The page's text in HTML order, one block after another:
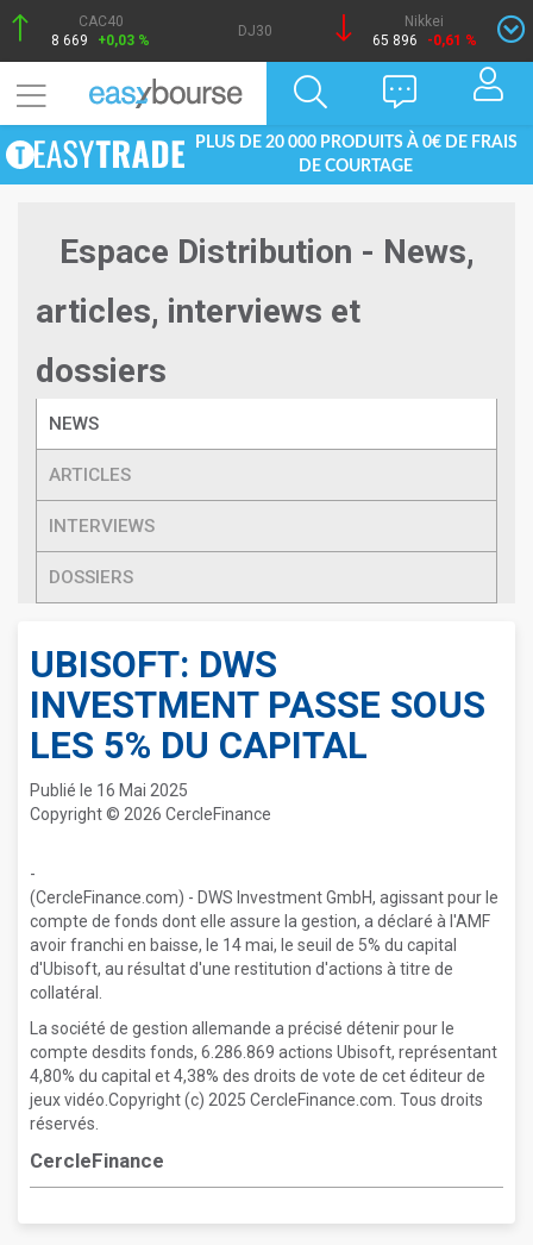
CAC40
8 669
+0,03 %
DJ30
Nikkei
65 896
-0,61 %
PLUS DE 20 000 PRODUITS À 0€ DE FRAIS
DE COURTAGE
Espace Distribution - News,
articles, interviews et
dossiers
NEWS
ARTICLES
INTERVIEWS
DOSSIERS
UBISOFT: DWS
INVESTMENT PASSE SOUS
LES 5% DU CAPITAL
Publié le 16 Mai 2025
Copyright © 2026 CercleFinance
-
(CercleFinance.com) - DWS Investment GmbH, agissant pour le
compte de fonds dont elle assure la gestion, a déclaré à l'AMF
avoir franchi en baisse, le 14 mai, le seuil de 5% du capital
d'Ubisoft, au résultat d'une restitution d'actions à titre de
collatéral.
La société de gestion allemande a précisé détenir pour le
compte desdits fonds, 6.286.869 actions Ubisoft, représentant
4,80% du capital et 4,38% des droits de vote de cet éditeur de
jeux vidéo.Copyright (c) 2025 CercleFinance.com. Tous droits
réservés.
CercleFinance